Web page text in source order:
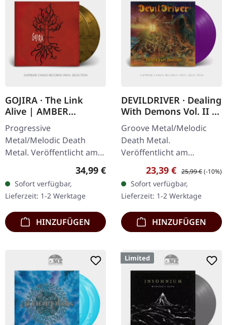
GOJIRA · The Link
Alive | AMBER
MARBLED 2LP
Progressive
Metal/Melodic Death
Metal. Veröffentlicht am
01.01.2018, auf Listenable
Records. Bernstein-
marmoriertes Doppel-
Vinyl im Gatefold-Cover.…
Regulärer Preis:
34,99 €
Sofort verfügbar,
Lieferzeit: 1-2 Werktage
HINZUFÜGEN
DEVILDRIVER · Dealing
With Demons Vol. II |
PURPLE LP
Groove Metal/Melodic
Death Metal.
Veröffentlicht am
12.05.2023, auf Napalm
Records. Purple Vinyl im
Gatefold-Cover.
Devildriver kehren mit
"Dealing…
Verkaufspreis:
23,39 € Regulärer Preis:
25,99 €(-10%)
Sofort verfügbar,
Lieferzeit: 1-2 Werktage
HINZUFÜGEN
Limited